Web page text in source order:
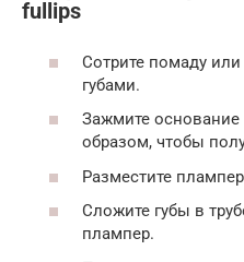
fullips
Сотрите помаду
губами.
Зажмите
образом, чтобы
Разместите
Сложите губы в
плампер.